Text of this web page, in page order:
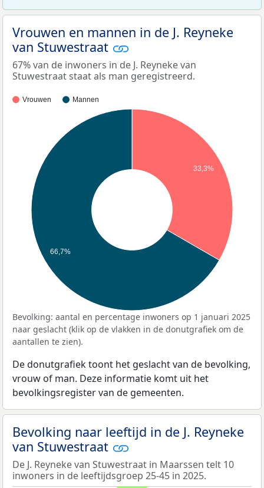
Vrouwen en mannen in de J. Reyneke
van Stuwestraat
67% van de inwoners in de J. Reyneke van
Stuwestraat staat als man geregistreerd.
Vrouwen Mannen
33,3%
66,7%
Bevolking: aantal en percentage inwoners op 1 januari 2025
naar geslacht (klik op de vlakken in de donutgrafiek om de
aantallen te zien).
De donutgrafiek toont het geslacht van de bevolking,
vrouw of man. Deze informatie komt uit het
bevolkingsregister van de gemeenten.
Bevolking naar leeftijd in de J. Reyneke
van Stuwestraat
De J. Reyneke van Stuwestraat in Maarssen telt 10
inwoners in de leeftijdsgroep 25-45 in 2025.